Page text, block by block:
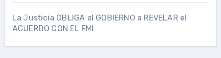
La Justicia OBLIGA al GOBIERNO a REVELAR el
ACUERDO CON EL FMI